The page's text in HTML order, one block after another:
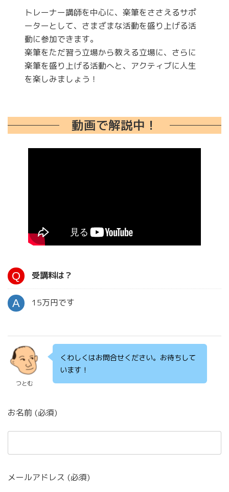
トレーナー講師を中心に、楽筆をささえるサポ
ーターとして、さまざまな活動を盛り上げる活
動に参加できます。
楽筆をただ習う立場から教える立場に、さらに
楽筆を盛り上げる活動へと、アクティブに人生
を楽しみましょう！
動画で解説中！
受講料は？
15万円です
つとむ
くわしくはお問合せください。お待ちして
います！
お名前 (必須)
メールアドレス (必須)